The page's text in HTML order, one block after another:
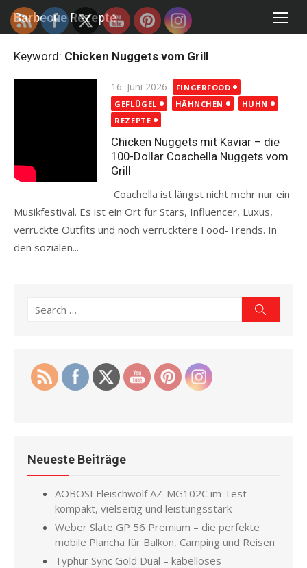
Skip
Barbecue Rezepte
Keyword: Chicken Nuggets vom Grill
Posted
on
16. Juni 2026
FINGERFOOD
GEFLÜGEL
HÄHNCHEN
HUHN
REZEPTE
Chicken Nuggets mit Kaviar – die
100-Dollar Coachella Nuggets vom
Grill
Coachella ist längst nicht mehr nur ein
Musikfestival. Es ist ein Ort für Stars, Influencer, Luxus,
verrückte Outfits und noch verrücktere Food-Trends. In
den sozialen...
Search
Neueste Beiträge
AOBOSI Fleischwolf AZ-MG102C im Test –
kompakt, vielseitig und leistungsstark
Weber Slate GP 56 Premium – die perfekte
mobile Plancha für Balkon, Camping und Reisen
Typhur Sync Gold Dual – kabelloses